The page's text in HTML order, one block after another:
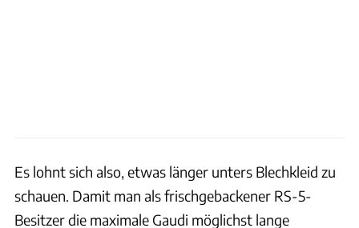
Es lohnt sich also, etwas länger unters Blechkleid zu
schauen. Damit man als frischgebackener RS-5-
Besitzer die maximale Gaudi möglichst lange